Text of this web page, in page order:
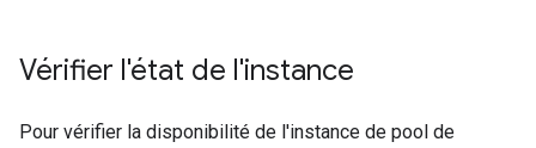
Vérifier l'état de l'instance
Pour vérifier la disponibilité de l'instance de pool de